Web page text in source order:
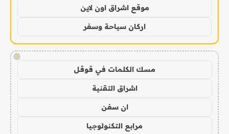
موقع اشراق اون لاين
اركان سياحة وسفر
!
مسك الكلمات في قوقل
اشراق التقنية
ان سفن
مرابع التكنولوجيا